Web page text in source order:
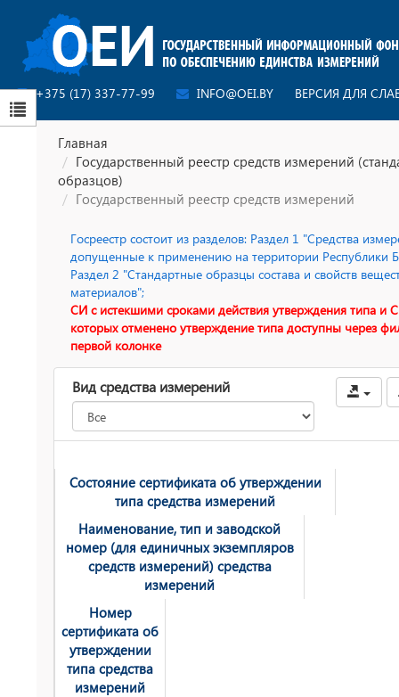
+375 (17) 337-77-99 INFO@OEI.BY ВЕРСИЯ ДЛЯ
Главная
Государственный реестр средств измерений
образцов)
Государственный реестр средств измерений
Госреестр состоит из разделов: Раздел 1 "Средства
допущенные к применению на территории Республики
Раздел 2 "Стандартные образцы состава и свойств
материалов";
СИ с истекшими сроками действия утверждения типа и
которых отменено утверждение типа доступны через
первой колонке
Вид средства измерений
Состояние сертификата об утверждении
типа средства измерений
Наименование, тип и заводской
номер (для единичных экземпляров
средств измерений) средства
измерений
Номер
сертификата об
утверждении
типа средства
измерений